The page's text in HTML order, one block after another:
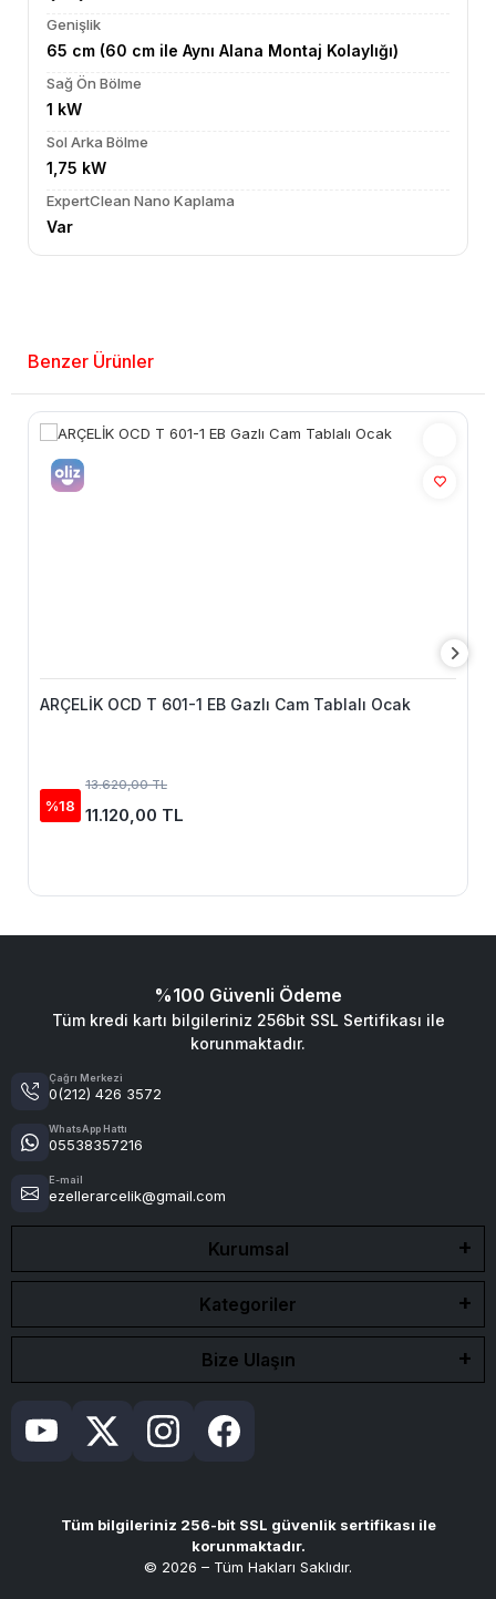
Genişlik
65 cm (60 cm ile Aynı Alana Montaj Kolaylığı)
Sağ Ön Bölme
1 kW
Sol Arka Bölme
1,75 kW
ExpertClean Nano Kaplama
Var
Benzer Ürünler
ARÇELİK OCD T 601-1 EB Gazlı Cam Tablalı Ocak
%18
13.620,00 TL
11.120,00 TL
%100 Güvenli Ödeme
Tüm kredi kartı bilgileriniz 256bit SSL Sertifikası ile
korunmaktadır.
Çağrı Merkezi
0(212) 426 3572
WhatsApp Hattı
05538357216
E-mail
ezellerarcelik@gmail.com
Kurumsal
Kategoriler
Bize Ulaşın
Tüm bilgileriniz 256-bit SSL güvenlik sertifikası ile
korunmaktadır.
© 2026 – Tüm Hakları Saklıdır.